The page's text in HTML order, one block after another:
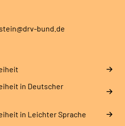
bund.de
in Deutscher
in Leichter Sprache